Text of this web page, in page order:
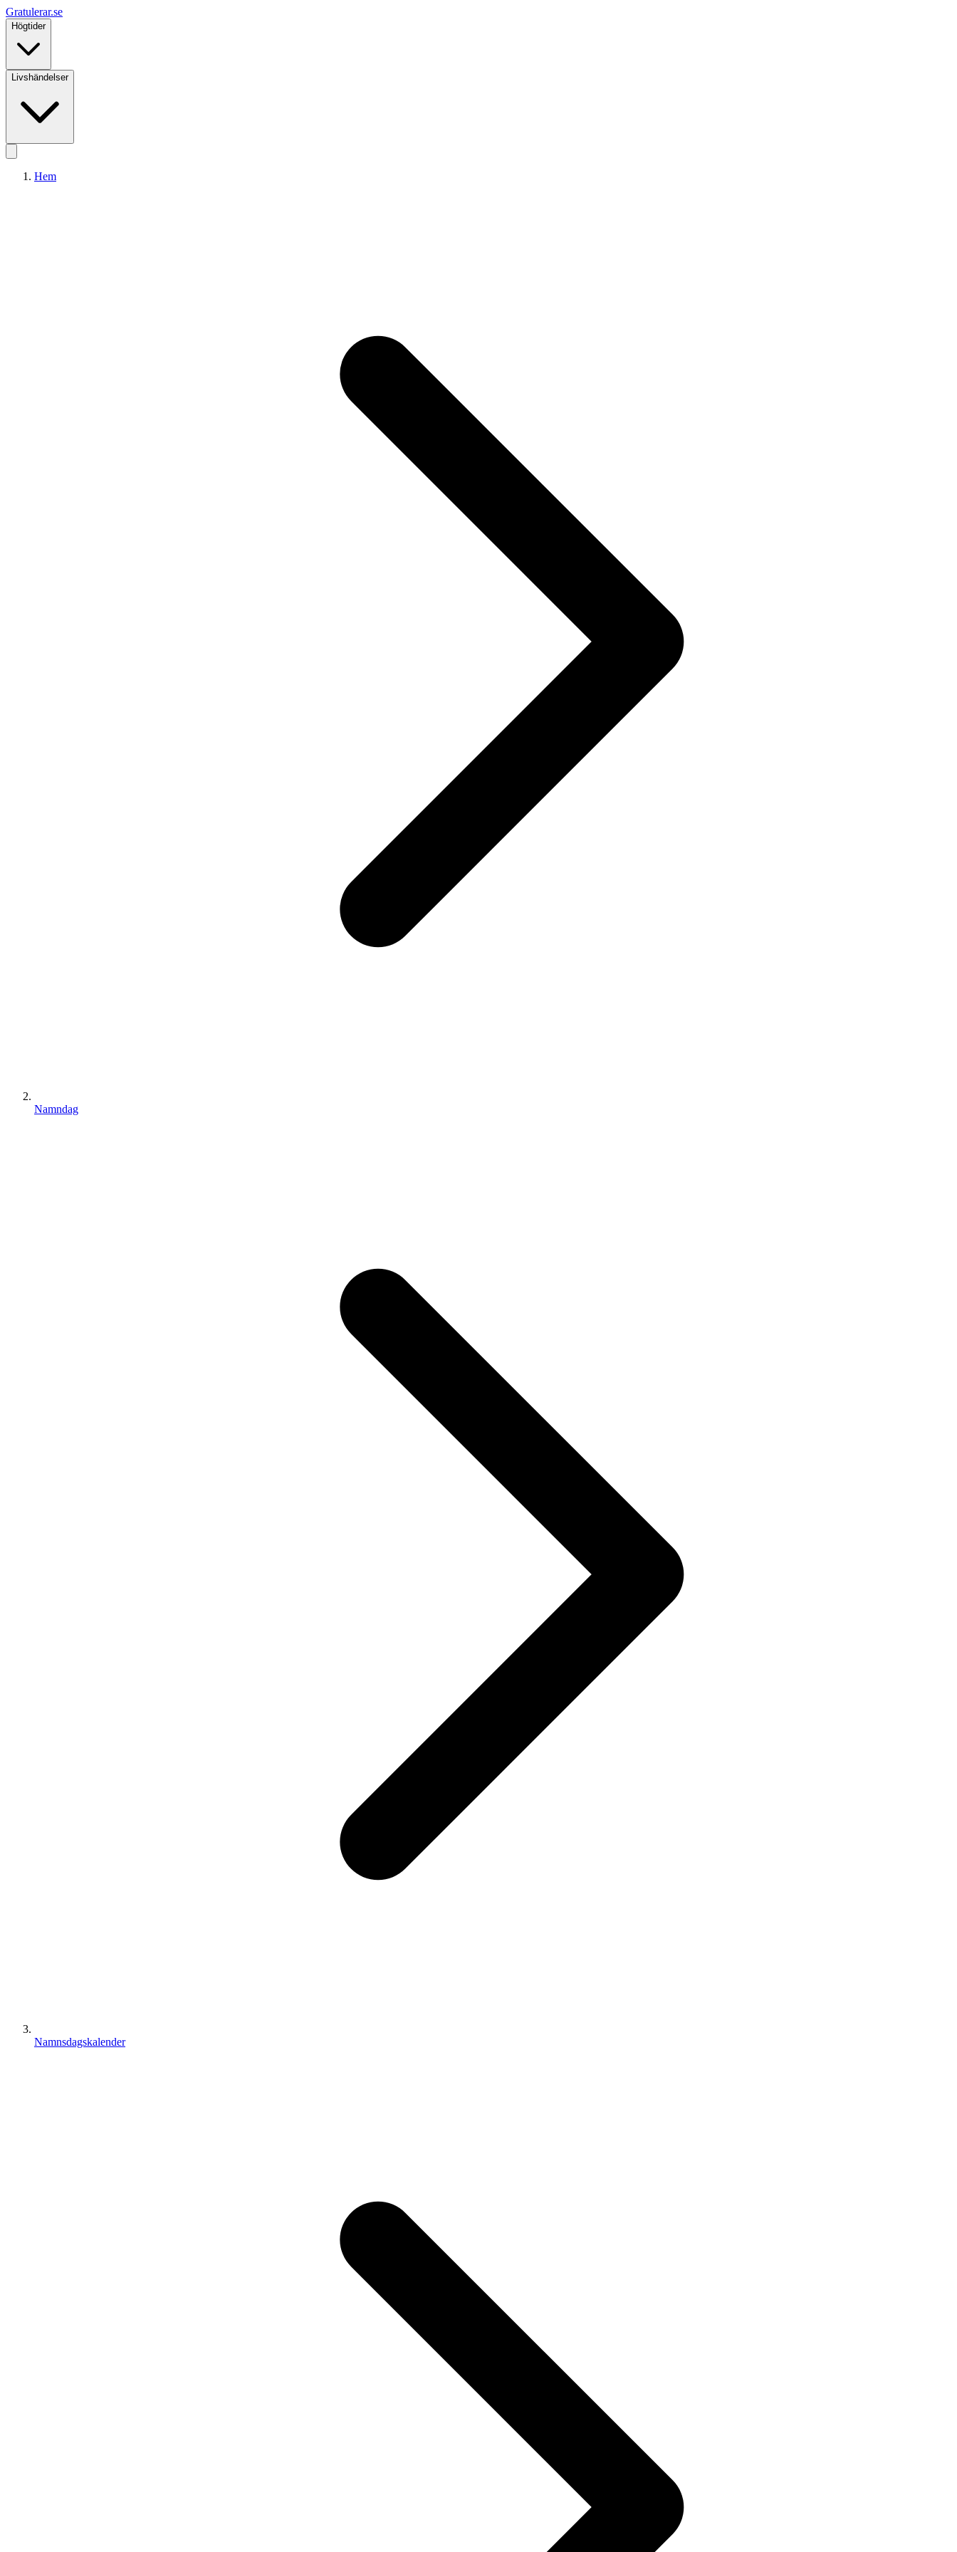
Gratulerar.se
Högtider
Livshändelser
Hem
Namndag
Namnsdagskalender